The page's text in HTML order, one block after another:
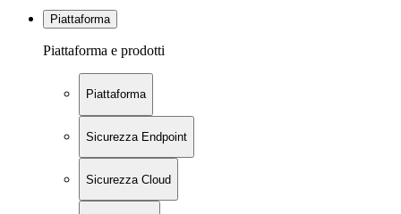
Piattaforma
Piattaforma e prodotti
Piattaforma
Sicurezza Endpoint
Sicurezza Cloud